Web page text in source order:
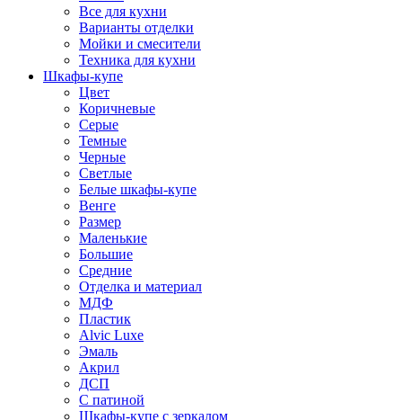
Все для кухни
Варианты отделки
Мойки и смесители
Техника для кухни
Шкафы-купе
Цвет
Коричневые
Серые
Темные
Черные
Светлые
Белые шкафы-купе
Венге
Размер
Маленькие
Большие
Средние
Отделка и материал
МДФ
Пластик
Alvic Luxe
Эмаль
Акрил
ДСП
С патиной
Шкафы-купе с зеркалом